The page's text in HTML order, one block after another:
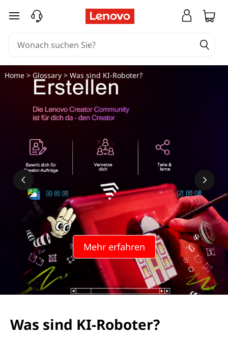
W
s
o
zum Hauptinhalt springen
Mehr erfahren
Home> Glossary> Was sind KI-Roboter?
Was sind KI-Roboter?